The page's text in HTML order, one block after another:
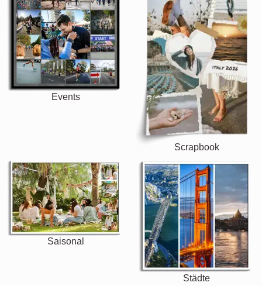
Events
Scrapbook
Saisonal
Städte